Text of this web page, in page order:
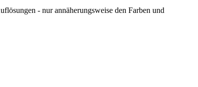
- nur annäherungsweise den Farben und